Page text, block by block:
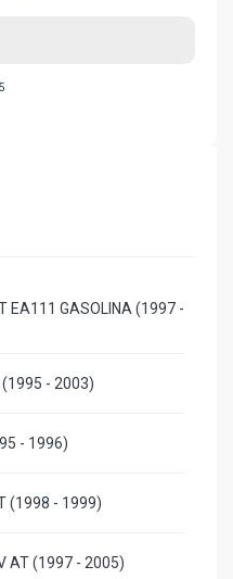
EA111 GASOLINA (1997 -
(1995 - 2003)
- 1996)
(1998 - 1999)
AT (1997 - 2005)